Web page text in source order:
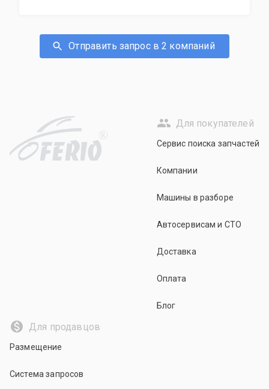
Отправить запрос в 2 компаний
R
Для покупателей
Сервис поиска запчастей
Компании
Машины в разборе
Автосервисам и СТО
Доставка
Оплата
Блог
Для продавцов
Размещение
Система запросов